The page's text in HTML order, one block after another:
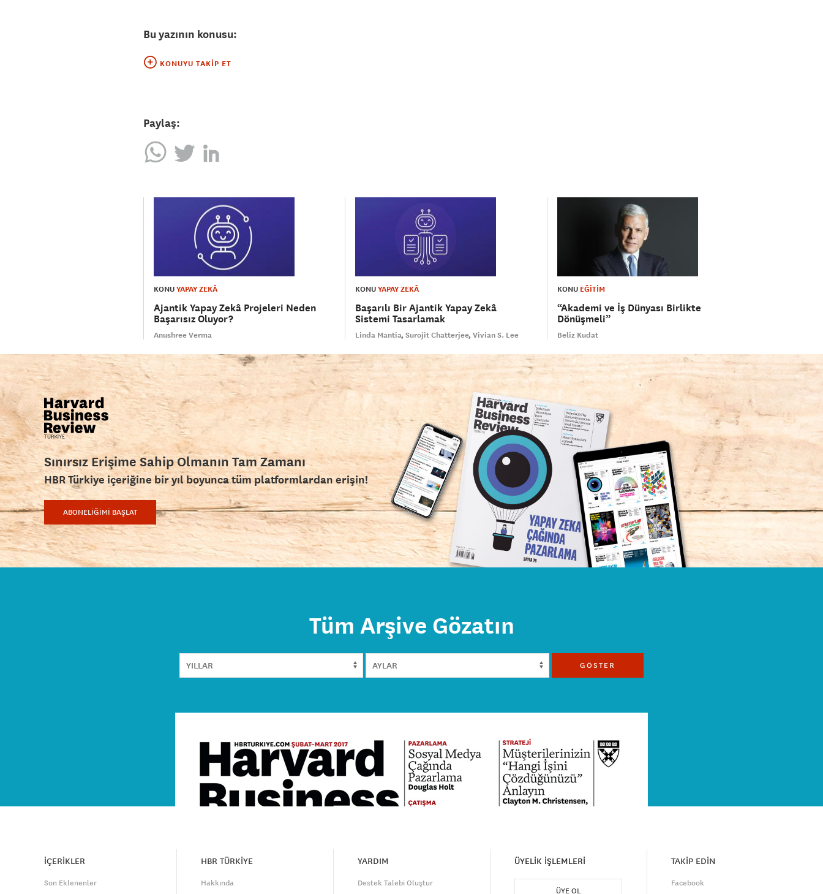
Bu yazının konusu:
KONUYU TAKIP ET
Paylaş:
KONUYAPAY ZEKÂ
Ajantik Yapay Zekâ Projeleri Neden
Başarısız Oluyor?
Anushree Verma
KONUYAPAY ZEKÂ
Başarılı Bir Ajantik Yapay Zekâ
Sistemi Tasarlamak
Linda Mantia Surojit Chatterjee Vivian S. Lee
KONU EĞİTİM
“Akademi ve İş Dünyası Birlikte
Dönüşmeli”
Beliz Kudat
Sınırsız Erişime Sahip Olmanın Tam Zamanı
HBR Türkiye içeriğine bir yıl boyunca tüm platformlardan erişin!
ABONELİĞİMİ BAŞLAT
Tüm Arşive Gözatın
GÖSTER
İÇERİKLER
Son Eklenenler
HBR TÜRKİYE
Hakkında
YARDIM
Destek Talebi Oluştur
ÜYELİK İŞLEMLERİ
ÜYE OL
TAKİP EDİN
Facebook